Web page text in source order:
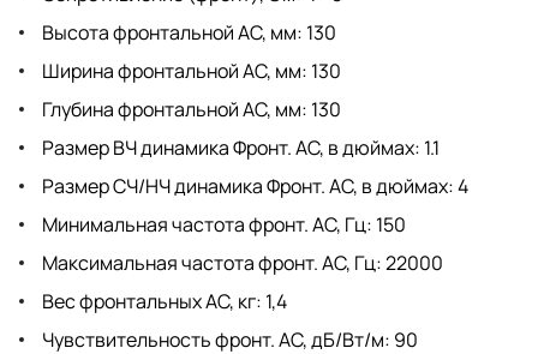
Высота фронтальной АС, мм: 130
Ширина фронтальной АС, мм: 130
Глубина фронтальной АС, мм: 130
Размер ВЧ динамика Фронт. АС, в дюймах: 1.1
Размер СЧ/НЧ динамика Фронт. АС, в дюймах: 4
Минимальная частота фронт. АС, Гц: 150
Максимальная частота фронт. АС, Гц: 22000
Вес фронтальных АС, кг: 1,4
Чувствительность фронт. АС, дБ/Вт/м: 90